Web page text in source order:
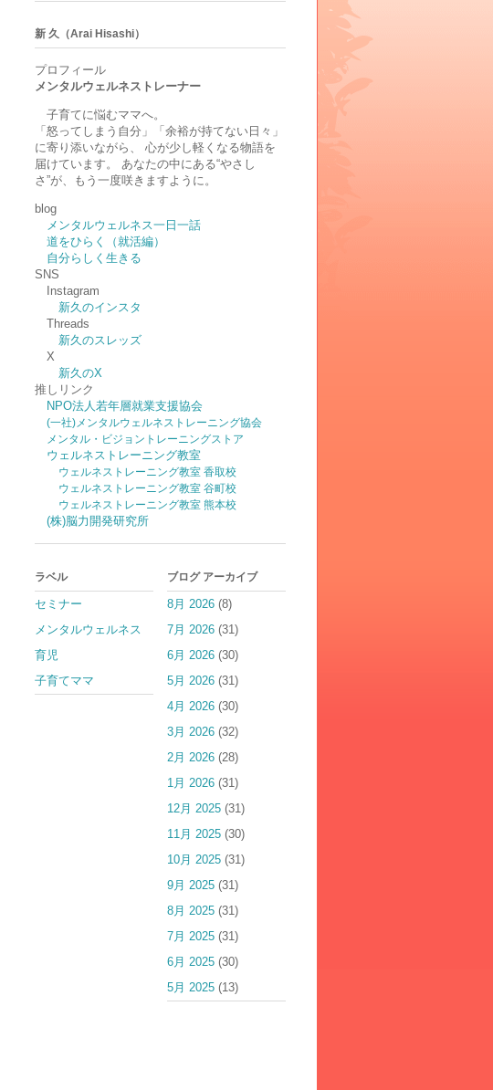
新 久（Arai Hisashi）
プロフィール
メンタルウェルネストレーナー
子育てに悩むママへ。
「怒ってしまう自分」「余裕が持てない日々」
に寄り添いながら、 心が少し軽くなる物語を
届けています。 あなたの中にある“やさし
さ”が、もう一度咲きますように。
blog
メンタルウェルネス一日一話
道をひらく（就活編）
自分らしく生きる
SNS
Instagram
新久のインスタ
Threads
新久のスレッズ
X
新久のX
推しリンク
NPO法人若年層就業支援協会
(一社)メンタルウェルネストレーニング協会
メンタル・ビジョントレーニングストア
ウェルネストレーニング教室
ウェルネストレーニング教室 香取校
ウェルネストレーニング教室 谷町校
ウェルネストレーニング教室 熊本校
(株)脳力開発研究所
ラベル
セミナー
メンタルウェルネス
育児
子育てママ
ブログ アーカイブ
8月 2026 (8)
7月 2026 (31)
6月 2026 (30)
5月 2026 (31)
4月 2026 (30)
3月 2026 (32)
2月 2026 (28)
1月 2026 (31)
12月 2025 (31)
11月 2025 (30)
10月 2025 (31)
9月 2025 (31)
8月 2025 (31)
7月 2025 (31)
6月 2025 (30)
5月 2025 (13)